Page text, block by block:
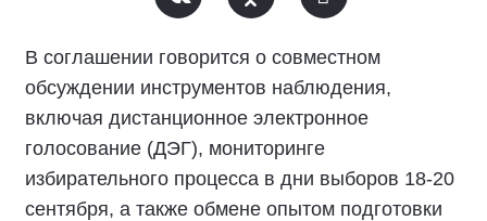
В соглашении говорится о совместном
обсуждении инструментов наблюдения,
включая дистанционное электронное
голосование (ДЭГ), мониторинге
избирательного процесса в дни выборов 18-20
сентября, а также обмене опытом подготовки